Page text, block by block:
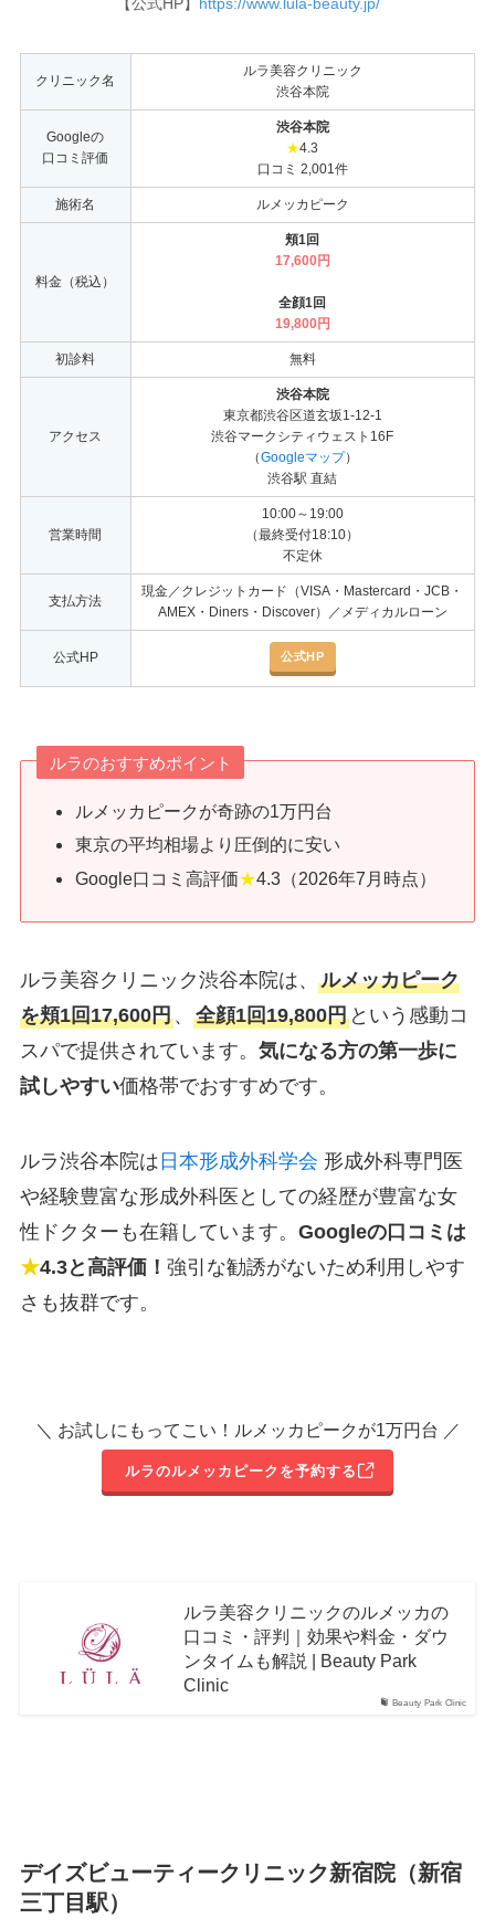
クリニック名
ルラ美容クリニック
渋谷本院
Googleの
口コミ評価
渋谷本院
★4.3
口コミ 2,001件
施術名 ルメッカピーク
料金（税込）
頬1回
17,600円
全顔1回
19,800円
初診料 無料
アクセス
渋谷本院
東京都渋谷区道玄坂1-12-1
渋谷マークシティウェスト16F
（Googleマップ）
渋谷駅 直結
営業時間
10:00～19:00
（最終受付18:10）
不定休
支払方法
現金／クレジットカード（VISA・Mastercard・JCB・
AMEX・Diners・Discover）／メディカルローン
公式HP 公式HP
ルラのおすすめポイント
ルメッカピークが奇跡の1万円台
東京の平均相場より圧倒的に安い
Google口コミ高評価★4.3（2026年7月時点）
ルラ美容クリニック渋谷本院は、 ルメッカピーク
を頬1回17,600円、 全顔1回19,800円という感動コ
スパで提供されています。 気になる方の第一歩に
試しやすい価格帯でおすすめです。
ルラ渋谷本院は 日本形成外科学会 形成外科専門医
や経験豊富な形成外科医としての経歴が豊富な女
性ドクターも在籍しています。 Googleの口コミは
★4.3と高評価！ 強引な勧誘がないため利用しやす
さも抜群です。
＼ お試しにもってこい！ルメッカピークが1万円台 ／
ルラのルメッカピークを予約する
Beauty Park Clinic
ルラ美容クリニックのルメッカの
口コミ・評判｜効果や料金・ダウ
ンタイムも解説 | Beauty Park
Clinic
デイズビューティークリニック新宿院（新宿
三丁目駅）